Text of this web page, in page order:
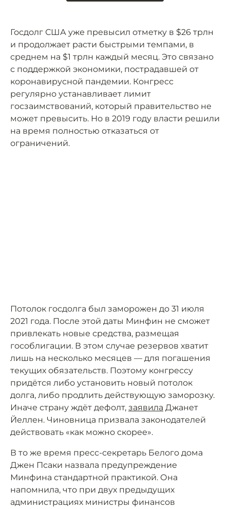
Госдолг США уже превысил отметку в $26 трлн
и продолжает расти быстрыми темпами, в
среднем на $1 трлн каждый месяц. Это связано
с поддержкой экономики, пострадавшей от
коронавирусной пандемии. Конгресс
регулярно устанавливает лимит
госзаимствований, который правительство не
может превысить. Но в 2019 году власти решили
на время полностью отказаться от
ограничений.
Потолок госдолга был заморожен до 31 июля
2021 года. После этой даты Минфин не сможет
привлекать новые средства, размещая
гособлигации. В этом случае резервов хватит
лишь на несколько месяцев — для погашения
текущих обязательств. Поэтому конгрессу
придётся либо установить новый потолок
долга, либо продлить действующую заморозку.
Иначе страну ждёт дефолт, заявила Джанет
Йеллен. Чиновница призвала законодателей
действовать «как можно скорее».
В то же время пресс-секретарь Белого дома
Джен Псаки назвала предупреждение
Минфина стандартной практикой. Она
напомнила, что при двух предыдущих
администрациях министры финансов